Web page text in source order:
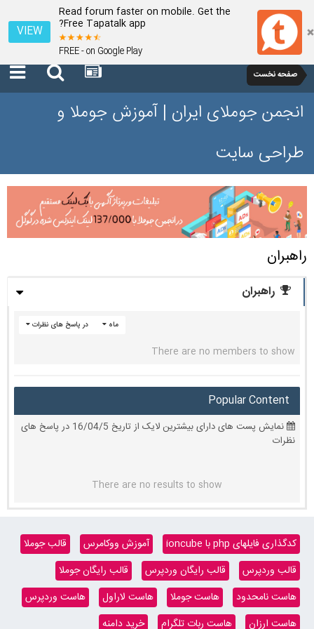
Read forum faster on mobile. Get the
Free Tapatalk app?
FREE - on Google Play
VIEW
صفحه نخست
انجمن جوملای ایران | آموزش جوملا و
طراحی سایت
راهبران
راهبران
در پاسخ های نظرات ماه
There are no members to show
Popular Content
نمایش پست های دارای بیشترین لایک از تاریخ 16/04/5 در پاسخ های
نظرات
There are no results to show
کدگذاری فایلهای php با ioncube آموزش ووکامرس
قالب جوملا
قالب وردپرس
قالب رایگان وردپرس
قالب رایگان جوملا
هاست نامحدود
هاست جوملا هاست لاراول
هاست وردپرس
هاست ارزان
هاست ربات تلگرام خرید دامنه